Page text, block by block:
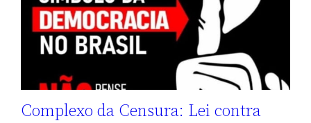
Complexo da Censura: Lei contra